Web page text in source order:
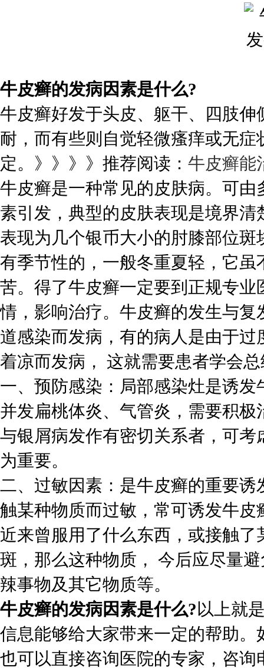
牛皮癣的发病因素是什么?
牛皮癣好发于头皮、躯干、四肢
耐，而有些则自觉轻微瘙痒或无
定。》》》》推荐阅读： 牛皮癣能
牛皮癣是一种常见的皮肤病。可
素引发，典型的皮肤表现是境界
表现为几个银币大小的肘膝部位
有季节性的，一般冬重夏轻，它
苦。得了牛皮癣一定要到正规专
情，影响治疗。牛皮癣的发生与
道感染而发病，有的病人是由于
着凉而发病， 这就需要患者学会
一、预防感染：局部感染灶是诱
并发扁桃体炎、气管炎，需要积
与银屑病发作有密切关系者，可
为重要。
二、过敏因素：是牛皮癣的重要
触某种物质而过敏，常可诱发牛
近来曾服用了什么东西，或接触
斑，那么这种物质， 今后应尽量
辣事物及其它物质等。
牛皮癣的发病因素是什么? 以上就
信息能够给大家带来一定的帮助。
也可以直接咨询医院的专家，咨询